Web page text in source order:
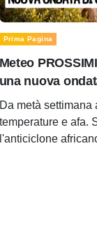
Prima Pagina
Meteo
una nuova
Da metà settimana
temperature e afa.
l'anticiclone